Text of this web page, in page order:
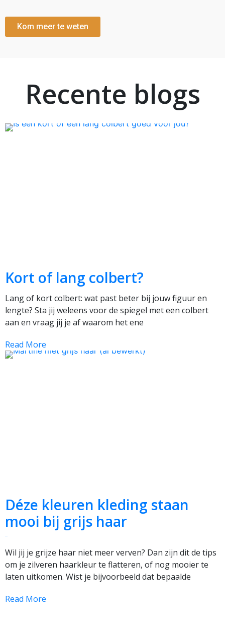
Kom meer te weten
Recente blogs
Kort of lang colbert?
Lang of kort colbert: wat past beter bij jouw figuur en
lengte? Sta jij weleens voor de spiegel met een colbert
aan en vraag jij je af waarom het ene
Read More
Déze kleuren kleding staan
mooi bij grijs haar
Wil jij je grijze haar niet meer verven? Dan zijn dit de tips
om je zilveren haarkleur te flatteren, of nog mooier te
laten uitkomen. Wist je bijvoorbeeld dat bepaalde
Read More